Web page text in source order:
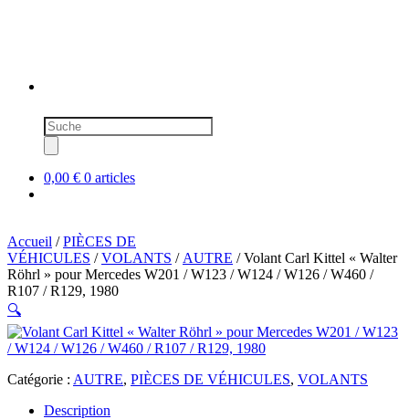
Recherche
de
produits
0,00 € 0 articles
Accueil /PIÈCES DE
VÉHICULES /VOLANTS / AUTRE / Volant Carl Kittel « Walter
Röhrl » pour Mercedes W201 / W123 / W124 / W126 / W460 /
R107 / R129, 1980
🔍
Catégorie : AUTRE, PIÈCES DE VÉHICULES, VOLANTS
Description